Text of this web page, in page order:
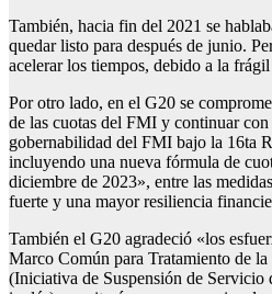
También, hacia fin del 2021 se
quedar listo para después de junio.
acelerar los tiempos, debido a la
Por otro lado, en el G20 se
de las cuotas del FMI y continuar
gobernabilidad del FMI bajo la 16ta
incluyendo una nueva fórmula de
diciembre de 2023», entre las
fuerte y una mayor resiliencia
También el G20 agradeció «los
Marco Común para Tratamiento de
(Iniciativa de Suspensión de Servicio